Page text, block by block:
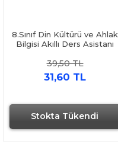
Stokta Tükendi
8.Sınıf Din Kültürü ve Ahlak
Bilgisi Akıllı Ders Asistanı
39,50 TL
31,60 TL